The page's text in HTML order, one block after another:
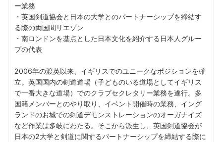
ー業務
・英国剣道協会と日本の大学とのパートナーシップを締結す
る際の両国間リエゾン
・南ロンドンを基点とした日本文化を紹介する日本人グルー
プの代表
2006年の渡英以来、イギリスでのユニークなポジションを確
立。英国国内の剣道道場（子どものいる道場としてイギリス
で一番大きな道場）でのクラブセクレタリー業務を遂行。多
国籍メンバーとのやり取り、イベント開催時の業務、イング
ランドのお城での剣道デモンストレーションのオーガナイズ
など作業は多岐にわたる。そこから派生し、英国剣道協会が
日本の2大学と剣道に関するパートナーシップを締結する際に